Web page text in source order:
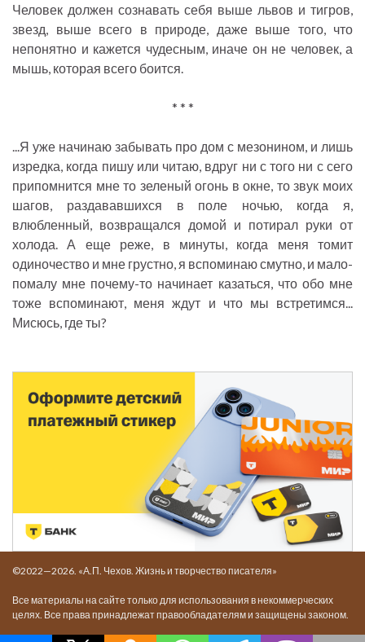
Человек должен сознавать себя выше львов и тигров,
звезд, выше всего в природе, даже выше того, что
непонятно и кажется чудесным, иначе он не человек, а
мышь, которая всего боится.
* * *
...Я уже начинаю забывать про дом с мезонином, и лишь
изредка, когда пишу или читаю, вдруг ни с того ни с сего
припомнится мне то зеленый огонь в окне, то звук моих
шагов, раздававшихся в поле ночью, когда я,
влюбленный, возвращался домой и потирал руки от
холода. А еще реже, в минуты, когда меня томит
одиночество и мне грустно, я вспоминаю смутно, и мало-
помалу мне почему-то начинает казаться, что обо мне
тоже вспоминают, меня ждут и что мы встретимся...
Мисюсь, где ты?
©2022—2026. «А.П. Чехов. Жизнь и творчество писателя»
Все материалы на сайте только для использования в некоммерческих
целях. Все права принадлежат правообладателям и защищены законом.